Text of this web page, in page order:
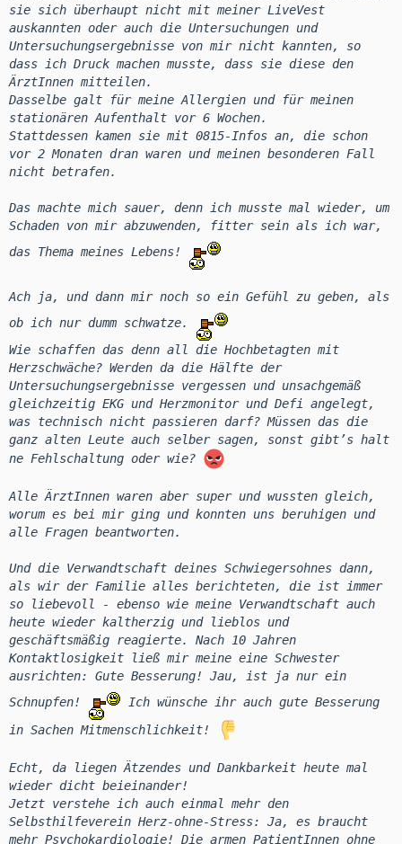
sie sich überhaupt nicht mit meiner LiveVest
auskannten oder auch die Untersuchungen und
Untersuchungsergebnisse von mir nicht kannten, so
dass ich Druck machen musste, dass sie diese den
ÄrztInnen mitteilen.
Dasselbe galt für meine Allergien und für meinen
stationären Aufenthalt vor 6 Wochen.
Stattdessen kamen sie mit 0815-Infos an, die schon
vor 2 Monaten dran waren und meinen besonderen Fall
nicht betrafen.
Das machte mich sauer, denn ich musste mal wieder, um
Schaden von mir abzuwenden, fitter sein als ich war,
das Thema meines Lebens!
Ach ja, und dann mir noch so ein Gefühl zu geben, als
ob ich nur dumm schwatze.
Wie schaffen das denn all die Hochbetagten mit
Herzschwäche? Werden da die Hälfte der
Untersuchungsergebnisse vergessen und unsachgemäß
gleichzeitig EKG und Herzmonitor und Defi angelegt,
was technisch nicht passieren darf? Müssen das die
ganz alten Leute auch selber sagen, sonst gibt’s halt
ne Fehlschaltung oder wie?
Alle ÄrztInnen waren aber super und wussten gleich,
worum es bei mir ging und konnten uns beruhigen und
alle Fragen beantworten.
Und die Verwandtschaft deines Schwiegersohnes dann,
als wir der Familie alles berichteten, die ist immer
so liebevoll - ebenso wie meine Verwandtschaft auch
heute wieder kaltherzig und lieblos und
geschäftsmäßig reagierte. Nach 10 Jahren
Kontaktlosigkeit ließ mir meine eine Schwester
ausrichten: Gute Besserung! Jau, ist ja nur ein
Schnupfen!
Ich wünsche ihr auch gute Besserung
in Sachen Mitmenschlichkeit!
Echt, da liegen Ätzendes und Dankbarkeit heute mal
wieder dicht beieinander!
Jetzt verstehe ich auch einmal mehr den
Selbsthilfeverein Herz-ohne-Stress: Ja, es braucht
mehr Psychokardiologie! Die armen PatientInnen ohne